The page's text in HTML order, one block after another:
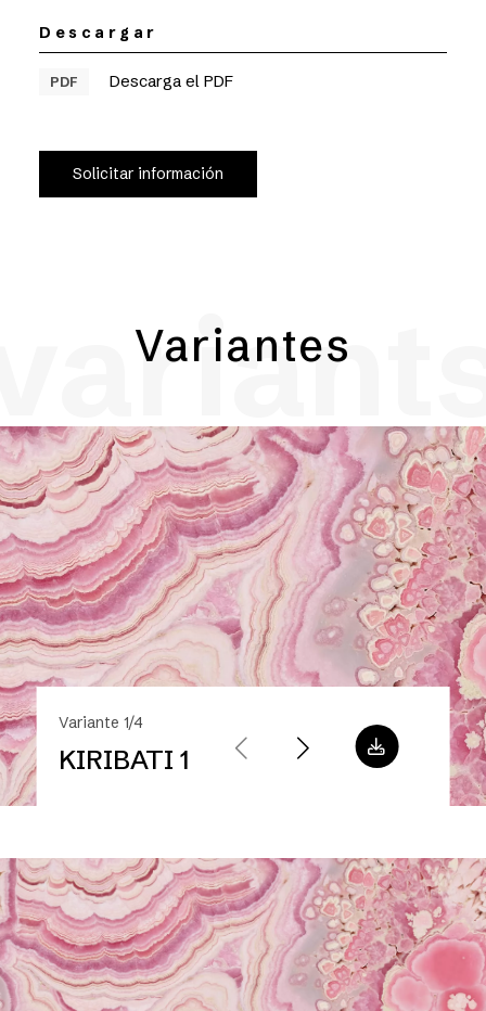
Descargar
PDF Descarga el PDF
Solicitar información
Variantes
Variante 1/4
KIRIBATI 1